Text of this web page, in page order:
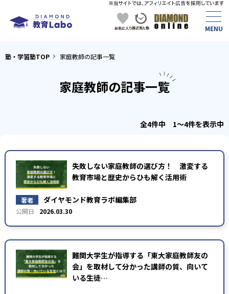
塾・学習塾TOP 家庭教師の記事一覧
家庭教師の記事一覧
全4件中 1〜4件を表示中
失敗しない家庭教師の選び方！ 激変する
教育市場と歴史からひも解く活用術
著者 ダイヤモンド教育ラボ編集部
2026.03.30
難関大学生が指導する「東大家庭教師友の
会」を取材して分かった講師の質、向いて
いる生徒…